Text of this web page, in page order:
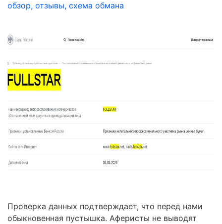
обзор, отзывы, схема обмана
Проверка данных подтверждает, что перед нами
обыкновенная пустышка. Аферисты не выводят